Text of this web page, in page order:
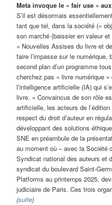
Meta invoque le « fair use »
S’il est désormais
tant que tel, dans la société («
son marché (baissier en valeur
« Nouvelles Assises du livre et
faire l’impasse sur le numérique,
second plan d’un programme
cherchez pas « livre numérique
l’intelligence artificielle (IA) qui
livre. « Convaincus de son rôle
artificielle, les acteurs de
respect du droit d’auteur en
développant des solutions
SNE en préambule de la
au moment où – avec la Société
Syndicat national des auteurs et
syndicat du boulevard Saint-
Platforms au printemps 2025,
judiciaire de Paris. Ces trois
(suite)